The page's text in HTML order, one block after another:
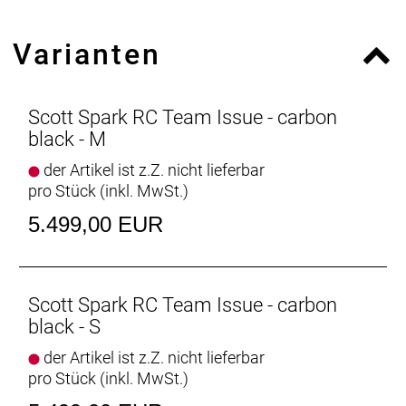
120mm travel
Gabel Federweg: 120 mm
custom w. travel / geo adj., 3 modes: Lockout-
Traction Control-Descend, Debon Air / Reb. Adj. /
Dämpfer Federweg: 120 mm
Schaltwerk: SRAM GX Eagle AXS Transmission 12
Speed, Wireless Electronic Shift System
Schalthebel: SRAM AXS Pod Controller
10-52
Kette/Riemen:
55mm CL / 34T
Innenlager: SRAM DUB PF 92 MTB Wide / shell
Varianten
Scott Spark RC Team Issue - carbon
black - M
der Artikel ist z.Z. nicht lieferbar
pro Stück (inkl. MwSt.)
5.499,00 EUR
Scott Spark RC Team Issue - carbon
black - S
der Artikel ist z.Z. nicht lieferbar
pro Stück (inkl. MwSt.)